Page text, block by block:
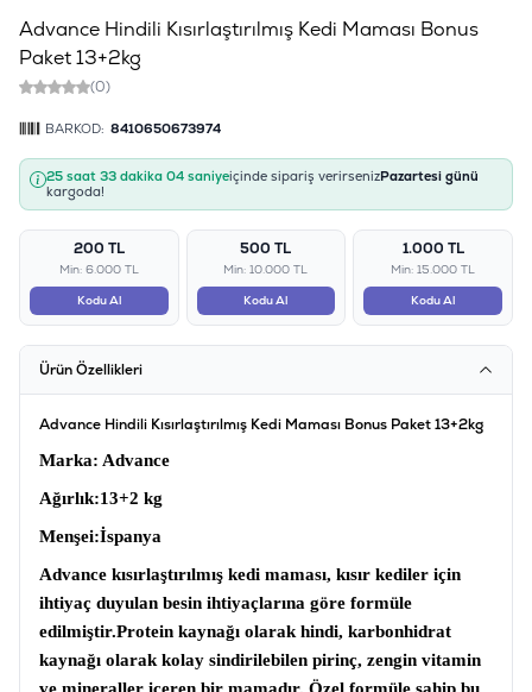
Advance Hindili Kısırlaştırılmış Kedi Maması Bonus
Paket 13+2kg
(0)
BARKOD: 8410650673974
25 saat 33 dakika 04 saniyeiçinde sipariş verirsenizPazartesi günü
kargoda!
200 TL
Min: 6.000 TL
Kodu Al
500 TL
Min: 10.000 TL
Kodu Al
1.000 TL
Min: 15.000 TL
Kodu Al
Ürün Özellikleri
Advance Hindili Kısırlaştırılmış Kedi Maması Bonus Paket 13+2kg
Marka: Advance
Ağırlık:13+2 kg
Menşei:İspanya
Advance kısırlaştırılmış kedi maması, kısır kediler için
ihtiyaç duyulan besin ihtiyaçlarına göre formüle
edilmiştir.Protein kaynağı olarak hindi, karbonhidrat
kaynağı olarak kolay sindirilebilen pirinç, zengin vitamin